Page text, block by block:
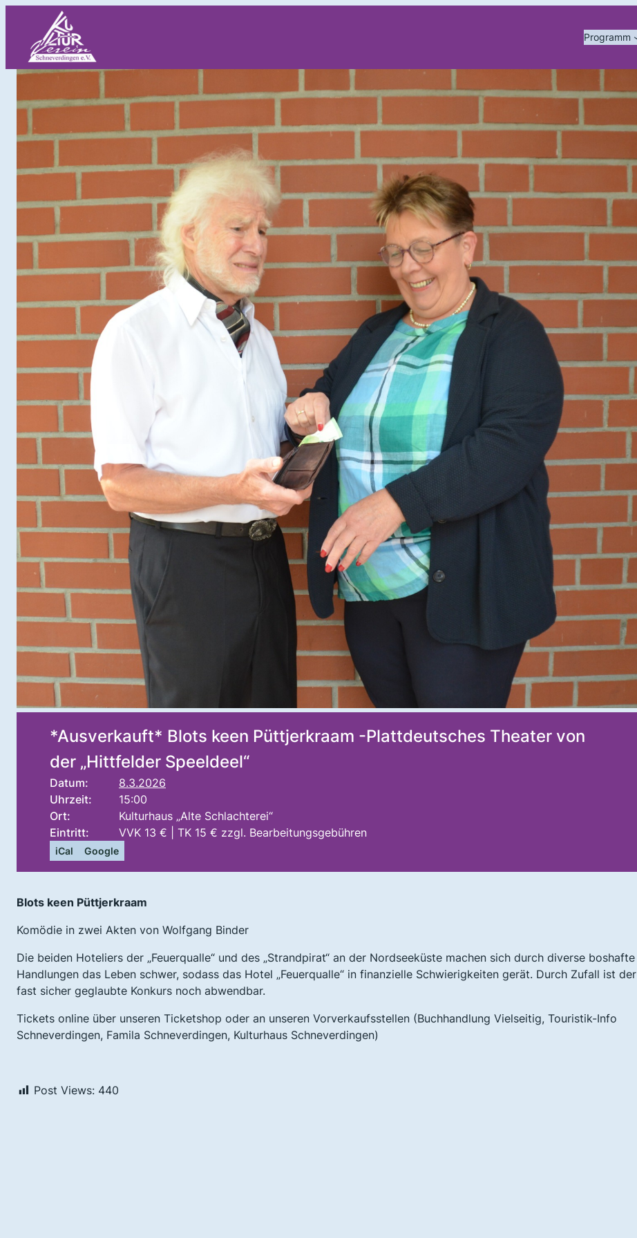
Programm
*Ausverkauft* Blots keen Püttjerkraam -Plattdeutsches Theater von
der „Hittfelder Speeldeel“
Datum:
8.3.2026
Uhrzeit:
15:00
Ort:
Kulturhaus „Alte Schlachterei“
Eintritt:
VVK 13 € | TK 15 € zzgl. Bearbeitungsgebühren
iCal Google
Blots keen Püttjerkraam
Komödie in zwei Akten von Wolfgang Binder
Die beiden Hoteliers der „Feuerqualle“ und des „Strandpirat“ an der Nordseeküste machen sich durch diverse boshafte
Handlungen das Leben schwer, sodass das Hotel „Feuerqualle“ in finanzielle Schwierigkeiten gerät. Durch Zufall ist der
fast sicher geglaubte Konkurs noch abwendbar.
Tickets online über unseren Ticketshop oder an unseren Vorverkaufsstellen (Buchhandlung Vielseitig, Touristik-Info
Schneverdingen, Famila Schneverdingen, Kulturhaus Schneverdingen)
Post Views: 440